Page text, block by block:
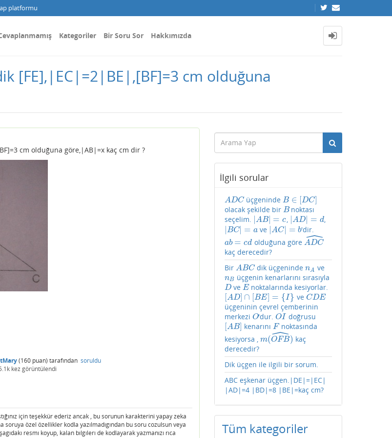
platformu
Kategoriler Bir Soru Sor Hakkımızda
[FE],|EC|=2|BE|,[BF]=3 cm olduğuna
cm olduğuna göre,|AB|=x kaç cm dir ?
(160 puan) tarafından soruldu
kez görüntülendi
için teşekkür ederiz ancak , bu sorunun karakterini yapay zeka
özel özellikler kodla yazılmadıgından bu soru cozulsun veya
resmı koyup, kalan bılgılerı de kodlayarak yazmanızı rıca
İlgili sorular
ADC
ADC üçgeninde B ∈ [DC]
B∈[D C]
olacak şekilde bir B
B noktası
seçelim.
AB| = c
|AB| =c , |AD = d
|AD| =d ,
|BC| = a
|BC| =a ve |AC| = b
|AC| =b 'dir.
ab = cd
ab=cd olduğuna göre ADC
ˆ
ADC^
kaç derecedir?
Bir ABC
ABC dik üçgenindenA
nA ve
nB
nB üçgenin kenarlarını sırasıyla
D
D veE
E noktalarında kesiyorlar.
[AD] ∩ [BE] = {I}
AD]∩ [B ]={I} ve CDE
CDE
üçgeninin çevrel çemberinin
merkezi O
O'dur.OI
OI doğrusu
[AB]
AB] kenarını F
F noktasında
kesiyorsa , m(OFB
ˆ)
m(OFB^)
kaç
derecedir?
Dik üçgen ile ilgili bir sorum.
ABC eşkenar üçgen.|DE|=|EC|
|AD|=4 |BD|=8 |BE|=kaç cm?
Tüm kategoriler